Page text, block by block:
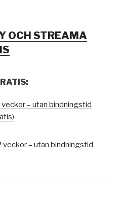
OCH STREAMA
– utan bindningstid
veckor – utan bindningstid